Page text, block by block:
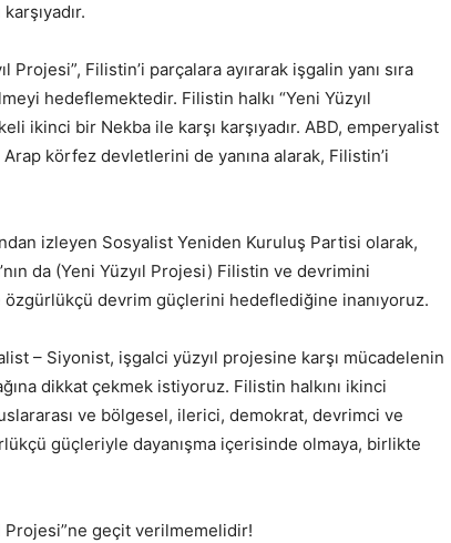
Projesi”, Filistin’i parçalara ayırarak işgalin yanı sıra
hedeflemektedir. Filistin halkı “Yeni Yüzyıl
ikinci bir Nekba ile karşı karşıyadır. ABD, emperyalist
Arap körfez devletlerini de yanına alarak, Filistin’i
izleyen Sosyalist Yeniden Kuruluş Partisi olarak,
da (Yeni Yüzyıl Projesi) Filistin ve devrimini
özgürlükçü devrim güçlerini hedeflediğine inanıyoruz.
– Siyonist, işgalci yüzyıl projesine karşı mücadelenin
dikkat çekmek istiyoruz. Filistin halkını ikinci
ve bölgesel, ilerici, demokrat, devrimci ve
güçleriyle dayanışma içerisinde olmaya, birlikte
Projesi”ne geçit verilmemelidir!